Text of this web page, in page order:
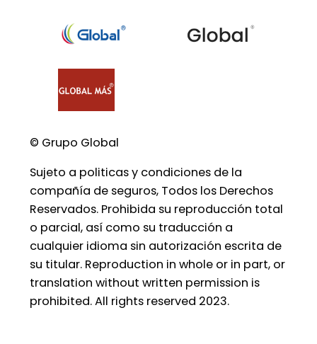
© Grupo Global
Sujeto a politicas y condiciones de la
compañía de seguros, Todos los Derechos
Reservados. Prohibida su reproducción total
o parcial, así como su traducción a
cualquier idioma sin autorización escrita de
su titular. Reproduction in whole or in part, or
translation without written permission is
prohibited. All rights reserved 2023.